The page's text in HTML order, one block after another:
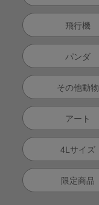
飛行機
パンダ
その他動物
アート
4Lサイズ
限定商品